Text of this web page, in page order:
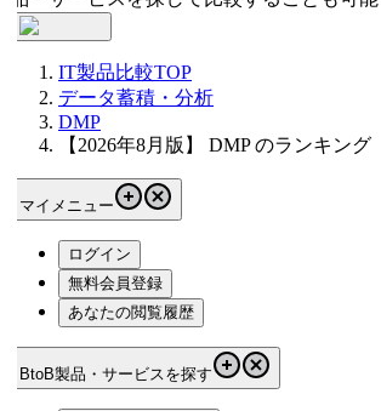
IT製品比較TOP
データ蓄積・分析
DMP
【2026年8月版】 DMP のランキング
マイメニュー
ログイン
無料会員登録
あなたの閲覧履歴
BtoB製品・サービスを探す